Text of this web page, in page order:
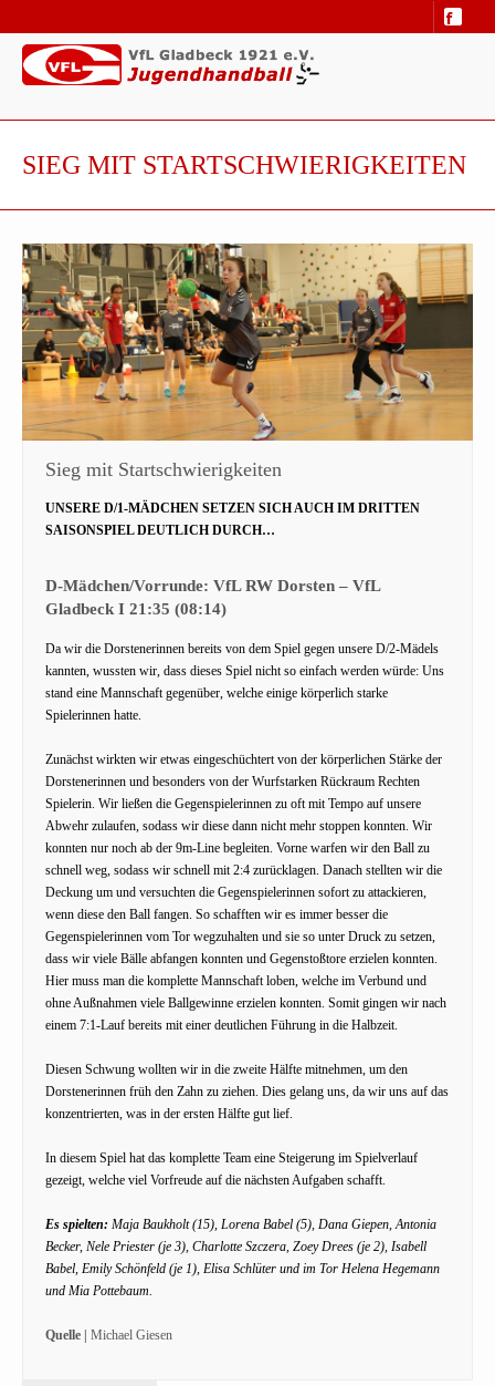
SIEG MIT STARTSCHWIERIGKEITEN
Sieg mit Startschwierigkeiten
UNSERE D/1-MÄDCHEN SETZEN SICH AUCH IM DRITTEN
SAISONSPIEL DEUTLICH DURCH…
D-Mädchen/Vorrunde: VfL RW Dorsten – VfL
Gladbeck I 21:35 (08:14)
Da wir die Dorstenerinnen bereits von dem Spiel gegen unsere D/2-Mädels
kannten, wussten wir, dass dieses Spiel nicht so einfach werden würde: Uns
stand eine Mannschaft gegenüber, welche einige körperlich starke
Spielerinnen hatte.
Zunächst wirkten wir etwas eingeschüchtert von der körperlichen Stärke der
Dorstenerinnen und besonders von der Wurfstarken Rückraum Rechten
Spielerin. Wir ließen die Gegenspielerinnen zu oft mit Tempo auf unsere
Abwehr zulaufen, sodass wir diese dann nicht mehr stoppen konnten. Wir
konnten nur noch ab der 9m-Line begleiten. Vorne warfen wir den Ball zu
schnell weg, sodass wir schnell mit 2:4 zurücklagen. Danach stellten wir die
Deckung um und versuchten die Gegenspielerinnen sofort zu attackieren,
wenn diese den Ball fangen. So schafften wir es immer besser die
Gegenspielerinnen vom Tor wegzuhalten und sie so unter Druck zu setzen,
dass wir viele Bälle abfangen konnten und Gegenstoßtore erzielen konnten.
Hier muss man die komplette Mannschaft loben, welche im Verbund und
ohne Außnahmen viele Ballgewinne erzielen konnten. Somit gingen wir nach
einem 7:1-Lauf bereits mit einer deutlichen Führung in die Halbzeit.
Diesen Schwung wollten wir in die zweite Hälfte mitnehmen, um den
Dorstenerinnen früh den Zahn zu ziehen. Dies gelang uns, da wir uns auf das
konzentrierten, was in der ersten Hälfte gut lief.
In diesem Spiel hat das komplette Team eine Steigerung im Spielverlauf
gezeigt, welche viel Vorfreude auf die nächsten Aufgaben schafft.
Es spielten: Maja Baukholt (15), Lorena Babel (5), Dana Giepen, Antonia
Becker, Nele Priester (je 3), Charlotte Szczera, Zoey Drees (je 2), Isabell
Babel, Emily Schönfeld (je 1), Elisa Schlüter und im Tor Helena Hegemann
und Mia Pottebaum.
Quelle | Michael Giesen